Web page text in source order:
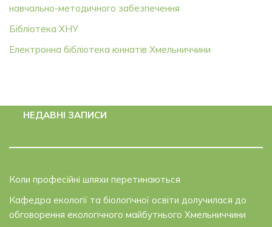
навчально-методичного забезпечення
Бібліотека ХНУ
Електронна бібліотека юннатів Хмельниччини
НЕДАВНІ ЗАПИСИ
Коли професійні шляхи перетинаються
Кафедра екології та біологічної освіти долучилася до
обговорення екологічного майбутнього Хмельниччини